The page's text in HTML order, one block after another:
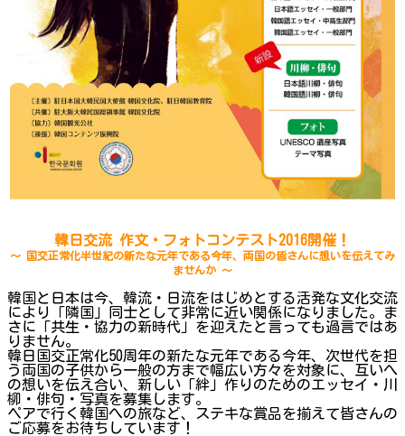
韓日交流 作文・フォトコンテスト2016開催！
～ 国交正常化半世紀の新たな元年である今年、両国の皆さんに想いを伝えてみ
ませんか ～
韓国と日本は今、韓流・日流をはじめとする活発な文化交流
により「隣国」同士として非常に近い関係になりました。ま
さに「共生・協力の新時代」を迎えたと言っても過言ではあ
りません。
韓日国交正常化50周年の新たな元年である今年、次世代を担
う両国の子供から一般の方まで幅広い方々を対象に、互いへ
の想いを伝え合い、新しい「絆」作りのためのエッセイ・川
柳・俳句・写真を募集します。
ペアで行く韓国への旅など、ステキな賞品を揃えて皆さんの
ご応募をお待ちしています！